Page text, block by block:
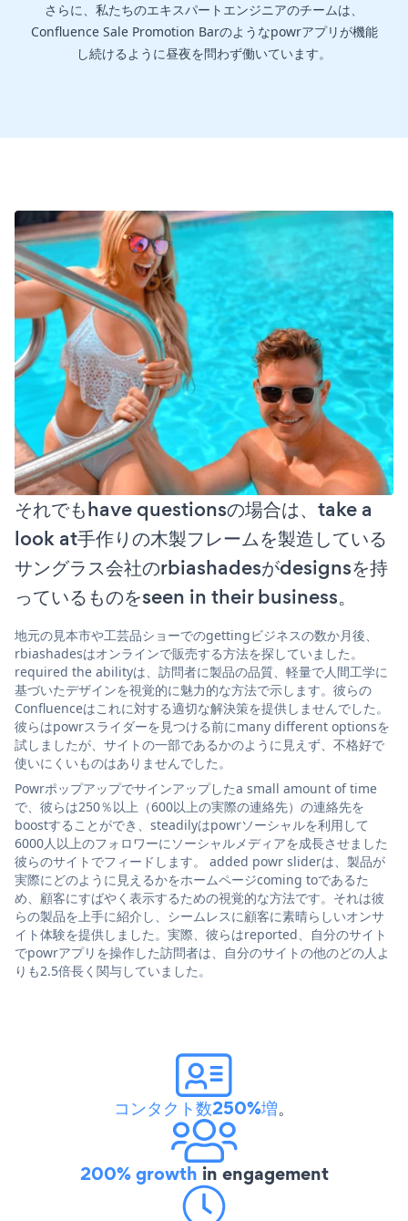
さらに、私たちのエキスパートエンジニアのチームは、
Confluence Sale Promotion Barのようなpowrアプリが機能
し続けるように昼夜を問わず働いています。
それでもhave questionsの場合は、take a
look at手作りの木製フレームを製造している
サングラス会社のrbiashadesがdesignsを持
っているものをseen in their business。
地元の見本市や工芸品ショーでのgettingビジネスの数か月後、
rbiashadesはオンラインで販売する方法を探していました。
required the abilityは、訪問者に製品の品質、軽量で人間工学に
基づいたデザインを視覚的に魅力的な方法で示します。彼らの
Confluenceはこれに対する適切な解決策を提供しませんでした。
彼らはpowrスライダーを見つける前にmany different optionsを
試しましたが、サイトの一部であるかのように見えず、不格好で
使いにくいものはありませんでした。
Powrポップアップでサインアップしたa small amount of time
で、彼らは250％以上（600以上の実際の連絡先）の連絡先を
boostすることができ、steadilyはpowrソーシャルを利用して
6000人以上のフォロワーにソーシャルメディアを成長させました
彼らのサイトでフィードします。 added powr sliderは、製品が
実際にどのように見えるかをホームページcoming toであるた
め、顧客にすばやく表示するための視覚的な方法です。それは彼
らの製品を上手に紹介し、シームレスに顧客に素晴らしいオンサ
イト体験を提供しました。実際、彼らはreported、自分のサイト
でpowrアプリを操作した訪問者は、自分のサイトの他のどの人よ
りも2.5倍長く関与していました。
コンタクト数250%増。
200% growth in engagement